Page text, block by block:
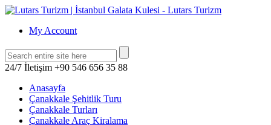
My Account
24/7 İletişim +90 546 656 35 88
Anasayfa
Çanakkale Şehitlik Turu
Çanakkale Turları
Çanakkale Araç Kiralama